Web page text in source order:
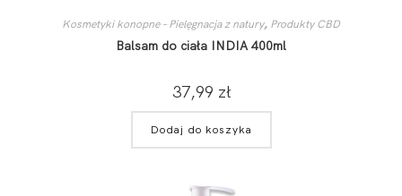
Kosmetyki konopne – Pielęgnacja z natury, Produkty CBD
Balsam do ciała INDIA 400ml
37,99 zł
Dodaj do koszyka